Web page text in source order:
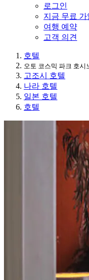
로그인
지금 무료 가
여행 예약
고객 의견
호텔
오토 코스믹 파크 호시
고조시 호텔
나라 호텔
일본 호텔
호텔